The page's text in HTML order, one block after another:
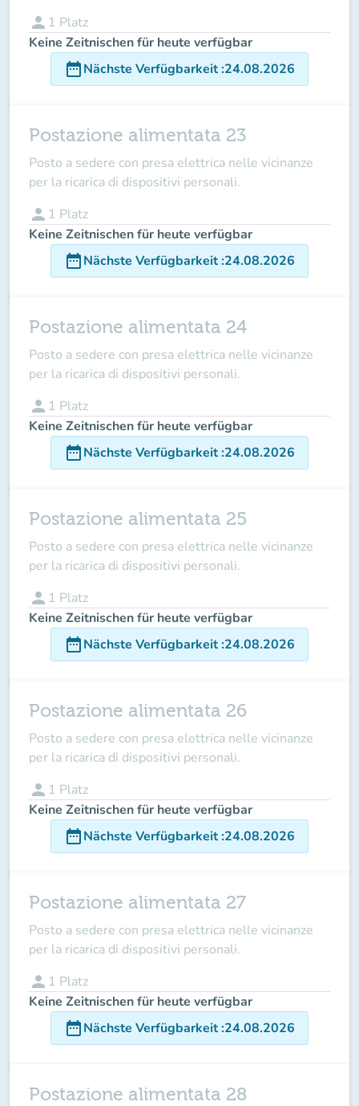
person 1 Platz
Keine Zeitnischen für heute verfügbar
date_rangeNächste Verfügbarkeit:24.08.2026
Postazione alimentata 23
Posto a sedere con presa elettrica nelle vicinanze
per la ricarica di dispositivi personali.
person 1 Platz
Keine Zeitnischen für heute verfügbar
date_rangeNächste Verfügbarkeit:24.08.2026
Postazione alimentata 24
Posto a sedere con presa elettrica nelle vicinanze
per la ricarica di dispositivi personali.
person 1 Platz
Keine Zeitnischen für heute verfügbar
date_rangeNächste Verfügbarkeit:24.08.2026
Postazione alimentata 25
Posto a sedere con presa elettrica nelle vicinanze
per la ricarica di dispositivi personali.
person 1 Platz
Keine Zeitnischen für heute verfügbar
date_rangeNächste Verfügbarkeit:24.08.2026
Postazione alimentata 26
Posto a sedere con presa elettrica nelle vicinanze
per la ricarica di dispositivi personali.
person 1 Platz
Keine Zeitnischen für heute verfügbar
date_rangeNächste Verfügbarkeit:24.08.2026
Postazione alimentata 27
Posto a sedere con presa elettrica nelle vicinanze
per la ricarica di dispositivi personali.
person 1 Platz
Keine Zeitnischen für heute verfügbar
date_rangeNächste Verfügbarkeit:24.08.2026
Postazione alimentata 28